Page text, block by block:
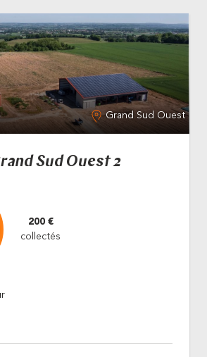
Grand Sud Ouest
Sud Ouest 2
200 €
collectés